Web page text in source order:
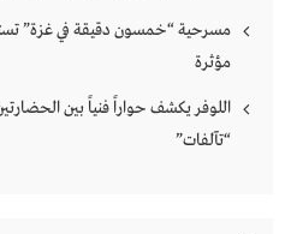
مسرحية “خمسون دقيقة في غزة”
مؤثرة
اللوفر يكشف حواراً فنياً بين
“تآلفات”